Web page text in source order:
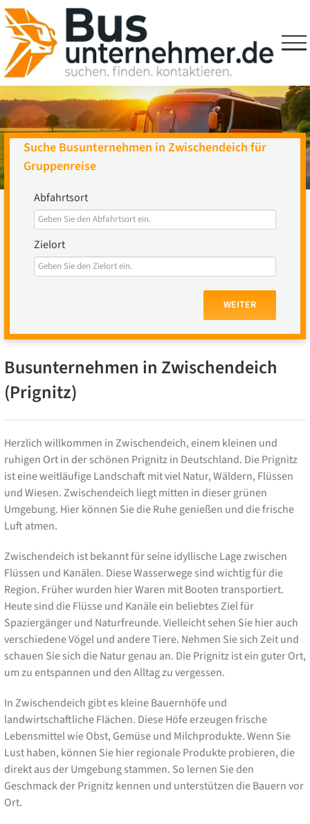
Skip
to
content
Suche Busunternehmen in Zwischendeich für
Gruppenreise
Abfahrtsort
Zielort
WEITER
Busunternehmen in Zwischendeich
(Prignitz)
Herzlich willkommen in Zwischendeich, einem kleinen und
ruhigen Ort in der schönen Prignitz in Deutschland. Die Prignitz
ist eine weitläufige Landschaft mit viel Natur, Wäldern, Flüssen
und Wiesen. Zwischendeich liegt mitten in dieser grünen
Umgebung. Hier können Sie die Ruhe genießen und die frische
Luft atmen.
Zwischendeich ist bekannt für seine idyllische Lage zwischen
Flüssen und Kanälen. Diese Wasserwege sind wichtig für die
Region. Früher wurden hier Waren mit Booten transportiert.
Heute sind die Flüsse und Kanäle ein beliebtes Ziel für
Spaziergänger und Naturfreunde. Vielleicht sehen Sie hier auch
verschiedene Vögel und andere Tiere. Nehmen Sie sich Zeit und
schauen Sie sich die Natur genau an. Die Prignitz ist ein guter Ort,
um zu entspannen und den Alltag zu vergessen.
In Zwischendeich gibt es kleine Bauernhöfe und
landwirtschaftliche Flächen. Diese Höfe erzeugen frische
Lebensmittel wie Obst, Gemüse und Milchprodukte. Wenn Sie
Lust haben, können Sie hier regionale Produkte probieren, die
direkt aus der Umgebung stammen. So lernen Sie den
Geschmack der Prignitz kennen und unterstützen die Bauern vor
Ort.